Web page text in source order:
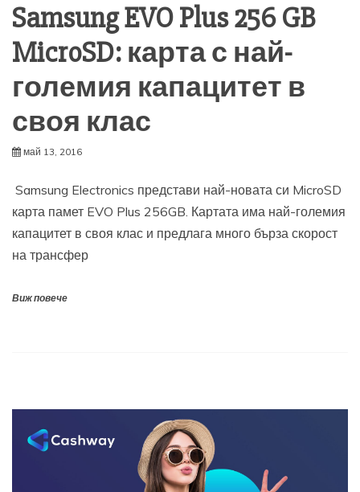
Samsung EVO Plus 256 GB
MicroSD: карта с най-
големия капацитет в
своя клас
май 13, 2016
Samsung Electronics представи най-новата си MicroSD
карта памет EVO Plus 256GB. Картата има най-големия
капацитет в своя клас и предлага много бърза скорост
на трансфер
Виж повече